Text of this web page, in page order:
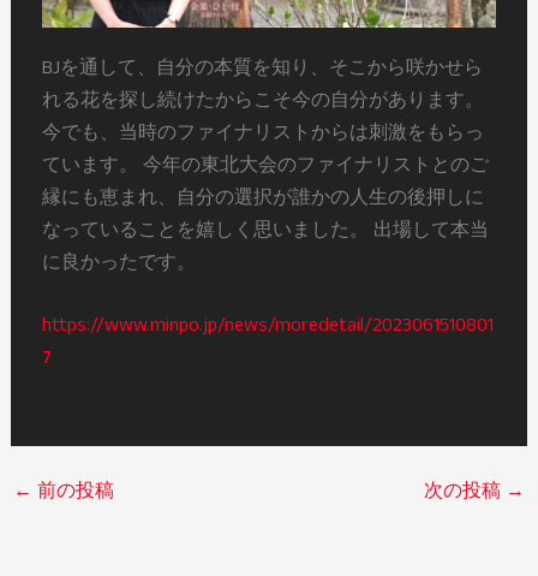
BJを通して、自分の本質を知り、そこから咲かせら
れる花を探し続けたからこそ今の自分があります。
今でも、当時のファイナリストからは刺激をもらっ
ています。 今年の東北大会のファイナリストとのご
縁にも恵まれ、自分の選択が誰かの人生の後押しに
なっていることを嬉しく思いました。 出場して本当
に良かったです。
https://www.minpo.jp/news/moredetail/2023061510801
7
← 前の投稿 次の投稿 →